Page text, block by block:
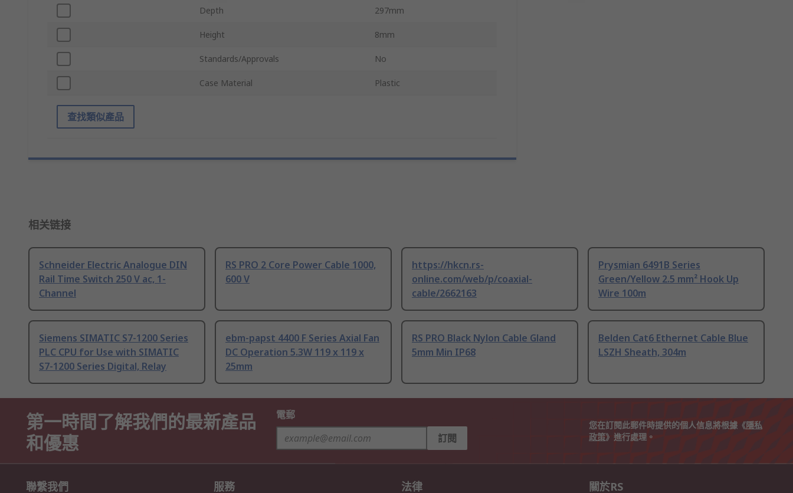
Depth 297mm
Height 8mm
Standards/Approvals No
Case Material Plastic
查找類似產品
相关链接
Schneider Electric Analogue DIN
Rail Time Switch 250 V ac, 1-
Channel
RS PRO 2 Core Power Cable 1000,
600 V
https://hkcn.rs-
online.com/web/p/coaxial-
cable/2662163
Prysmian 6491B Series
Green/Yellow 2.5 mm² Hook Up
Wire 100m
Siemens SIMATIC S7-1200 Series
PLC CPU for Use with SIMATIC
S7-1200 Series Digital, Relay
ebm-papst 4400 F Series Axial Fan
DC Operation 5.3W 119 x 119 x
25mm
RS PRO Black Nylon Cable Gland
5mm Min IP68
Belden Cat6 Ethernet Cable Blue
LSZH Sheath, 304m
第一時間了解我們的最新產品
和優惠
電郵
訂閱
您在訂閱此郵件時提供的個人信息將根據《隱私
政策》進行處理。
聯繫我們 服務 法律 關於RS